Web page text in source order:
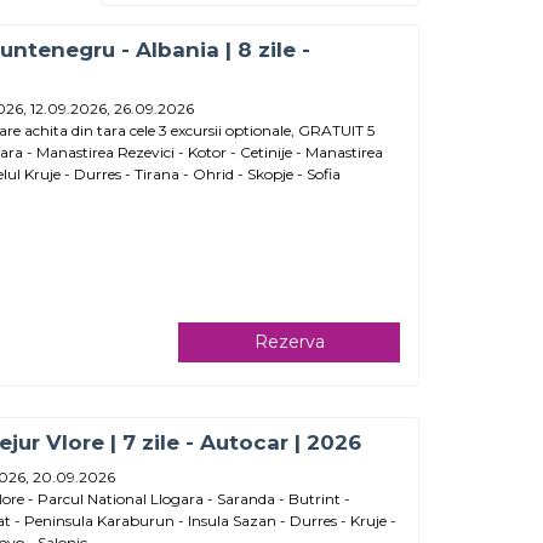
- Albania | 8 zile -
12.09.2026, 26.09.2026
achita din tara cele 3 excursii optionale, GRATUIT 5
- Manastirea Rezevici - Kotor - Cetinije - Manastirea
Kruje - Durres - Tirana - Ohrid - Skopje - Sofia
Rezerva
Vlore | 7 zile - Autocar | 2026
20.09.2026
- Parcul National Llogara - Saranda - Butrint -
- Peninsula Karaburun - Insula Sazan - Durres - Kruje -